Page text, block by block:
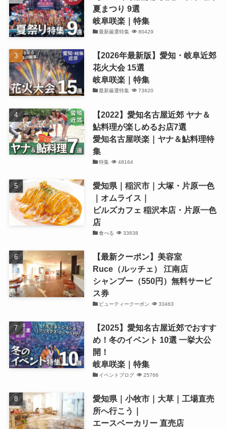
夏まつり 9選
岐阜咲楽｜特集
最新厳選特集 80429
【2026年最新版】愛知・岐阜近郊
花火大会 15選
岐阜咲楽｜特集
最新厳選特集 73620
【2022】愛知名古屋近郊 ヤナ＆
鮎料理が楽しめるお店7選
愛知名古屋咲楽｜ヤナ＆鮎料理特
集
特集 48164
愛知県｜稲沢市｜大塚・片原一色
｜オムライス｜
ビルズカフェ 稲沢本店・片原一色
店
食べる 33638
【最新クーポン】美容室
Ruce（ルッチェ） 江南店
シャンプー（550円）無料サービ
ス券
ビューティークーポン 33463
【2025】愛知名古屋近郊でおすす
め！冬のイベント 10選 一挙大公
開！
岐阜咲楽｜特集
イベントブログ 25766
愛知県｜小牧市｜大草｜工場直売
所へ行こう｜
エースベーカリー 直売店